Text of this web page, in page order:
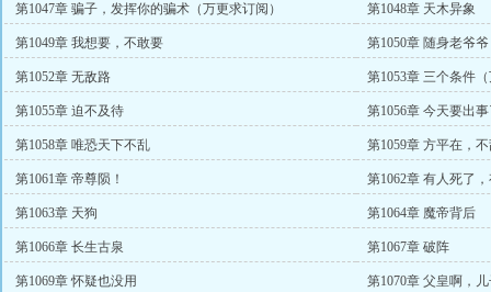
第1047章 骗子，发挥你的骗术（万更求订阅） 第1048章 天木异象
第1049章 我想要，不敢要 第1050章 随身老爷
第1052章 无敌路 第1053章 三个条件
第1055章 迫不及待 第1056章 今天要出
第1058章 唯恐天下不乱 第1059章 方平在，
第1061章 帝尊陨！ 第1062章 有人死了
第1063章 天狗 第1064章 魔帝背后
第1066章 长生古泉 第1067章 破阵
第1069章 怀疑也没用 第1070章 父皇啊，